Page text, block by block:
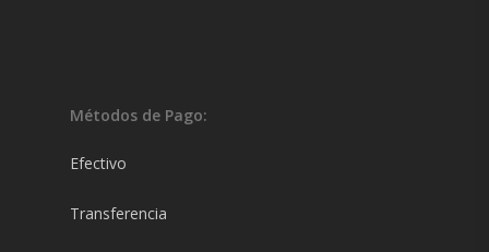
Métodos de Pago:
Efectivo
Transferencia